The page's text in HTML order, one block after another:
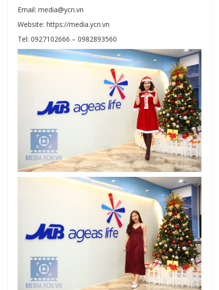
Email: media@ycn.vn
Website: https://media.ycn.vn
Tel: 0927102666 – 0982893560